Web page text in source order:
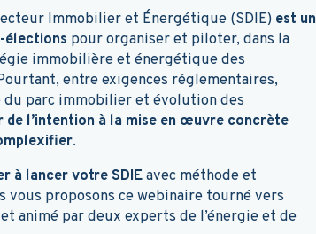
Immobilier et Énergétique (SDIE) est un
élections pour organiser et piloter, dans la
immobilière et énergétique des
entre exigences réglementaires,
parc immobilier et évolution des
de l’intention à la mise en œuvre concrète
.
à lancer votre SDIEavec méthode et
vous proposons ce webinaire tourné vers
animé par deux experts de l’énergie et de